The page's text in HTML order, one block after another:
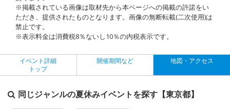
※掲載されている画像は取材先から本ページへの掲載の許諾をい
ただき、提供されたものとなります。画像の無断転載(二次使用)は
禁止です。
※表示料金は消費税8％ないし10％の内税表示です。
イベント詳細
トップ
開催期間など 地図・アクセス
同じジャンルの夏休みイベントを探す【東京都】